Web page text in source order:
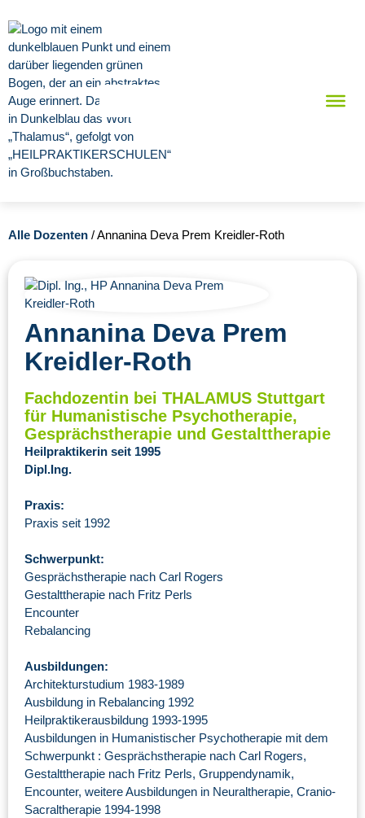
Alle Dozenten / Annanina Deva Prem Kreidler-Roth
Annanina Deva Prem
Kreidler-Roth
Fachdozentin bei THALAMUS Stuttgart
für Humanistische Psychotherapie,
Gesprächstherapie und Gestalttherapie
Heilpraktikerin seit 1995
Dipl.Ing.
Praxis:
Praxis seit 1992
Schwerpunkt:
Gesprächstherapie nach Carl Rogers
Gestalttherapie nach Fritz Perls
Encounter
Rebalancing
Ausbildungen:
Architekturstudium 1983-1989
Ausbildung in Rebalancing 1992
Heilpraktikerausbildung 1993-1995
Ausbildungen in Humanistischer Psychotherapie mit dem
Schwerpunkt : Gesprächstherapie nach Carl Rogers,
Gestalttherapie nach Fritz Perls, Gruppendynamik,
Encounter, weitere Ausbildungen in Neuraltherapie, Cranio-
Sacraltherapie 1994-1998